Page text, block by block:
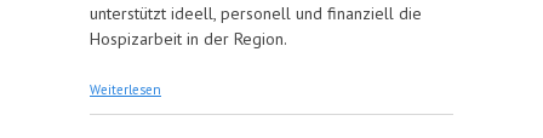
unterstützt ideell, personell und finanziell die
Hospizarbeit in der Region.
Weiterlesen